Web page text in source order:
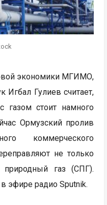
экономики МГИМО,
Игбал Гулиев считает,
газом стоит намного
Ормузский пролив
коммерческого
не только
газ (СПГ).
в эфире радио Sputnik.